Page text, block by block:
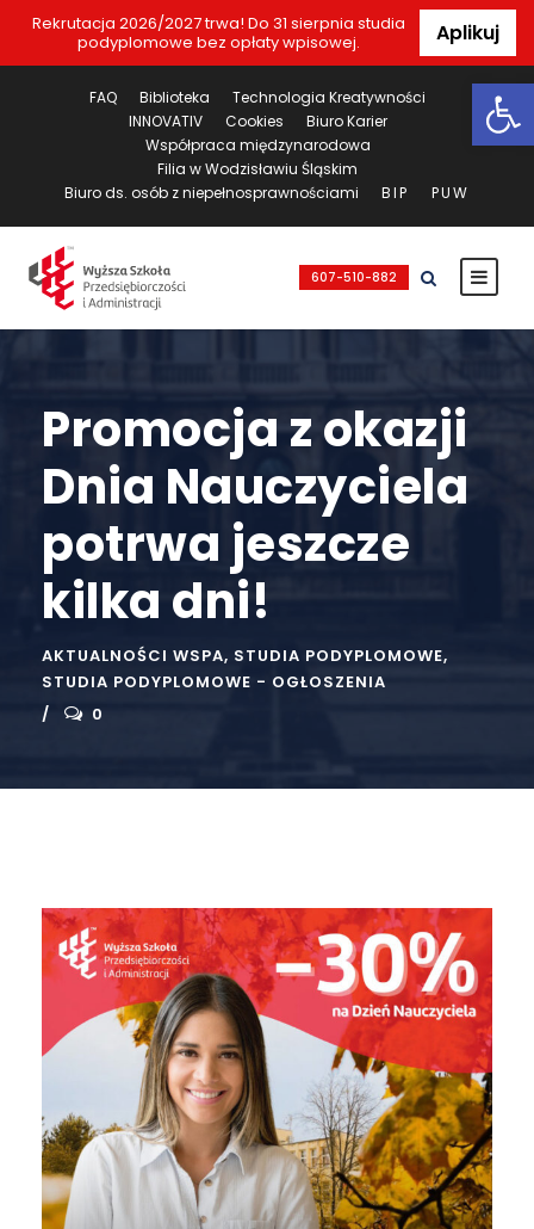
Rekrutacja 2026/2027 trwa! Do 31 sierpnia studia
podyplomowe bez opłaty wpisowej.
Aplikuj
FAQ Biblioteka
Technologia Kreatywności
INNOVATIV
Cookies
Biuro Karier
Współpraca międzynarodowa
Filia w Wodzisławiu Śląskim
Biuro ds. osób z niepełnosprawnościami
BIP PUW
607-510-882
Promocja z okazji
Dnia Nauczyciela
potrwa jeszcze
kilka dni!
AKTUALNOŚCI WSPA, STUDIA PODYPLOMOWE,
STUDIA PODYPLOMOWE - OGŁOSZENIA
0